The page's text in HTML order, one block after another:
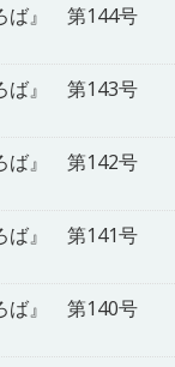
ば』 第144号
ば』 第143号
ば』 第142号
ば』 第141号
ば』 第140号